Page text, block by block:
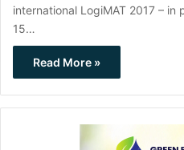
international LogiMAT 2017 –
15…
Read More »